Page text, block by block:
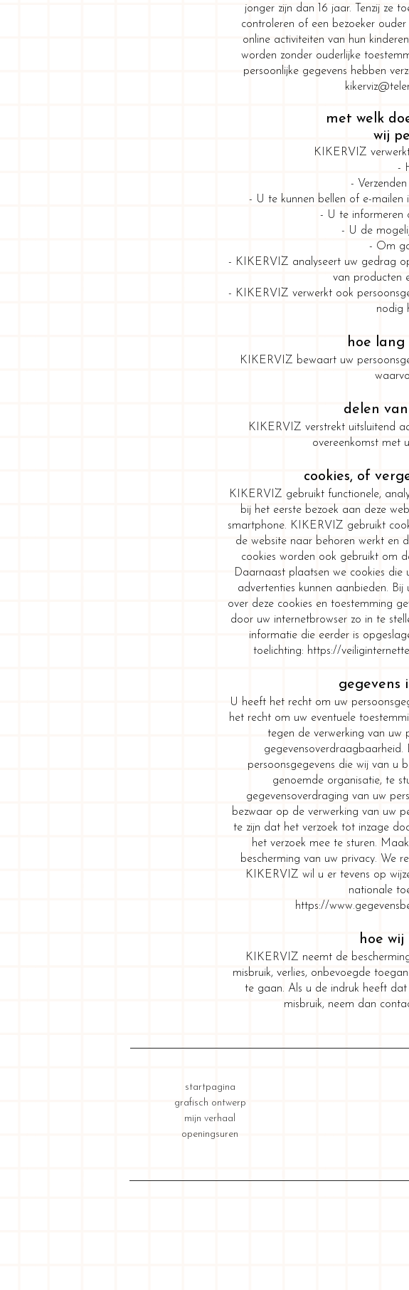
jonger zijn dan 16 jaar. Tenzij ze
controleren of een bezoeker
online activiteiten van hun
worden zonder ouderlijke
persoonlijke gegevens hebben
met welk
wij
KIKERVIZ
-
-
- U te kunnen bellen of e-mailen
- U te informeren
- U de
- Om
- KIKERVIZ analyseert uw gedrag
van producten
- KIKERVIZ verwerkt ook
nodig
hoe lang
KIKERVIZ bewaart uw
delen
KIKERVIZ verstrekt uitsluitend
overeenkomst met
cookies, of
KIKERVIZ gebruikt functionele,
bij het eerste bezoek aan deze
smartphone. KIKERVIZ gebruikt
de website naar behoren werkt en
cookies worden ook gebruikt om
Daarnaast plaatsen we cookies
advertenties kunnen aanbieden.
over deze cookies en toestemming
door uw internetbrowser zo in te
informatie die eerder is
toelichting: https://
gegevens
U heeft het recht om uw
het recht om uw eventuele
tegen de verwerking van uw
persoonsgegevens die wij van u
genoemde organisatie, te
gegevensoverdraging van uw
bezwaar op de verwerking van uw
te zijn dat het verzoek tot inzage
het verzoek mee te sturen.
bescherming van uw privacy. We
KIKERVIZ wil u er tevens op
nationale
https://
hoe wij
KIKERVIZ neemt de
misbruik, verlies, onbevoegde
te gaan. Als u de indruk heeft
misbruik, neem dan
startpagina
grafisch ontwerp
mijn verhaal
openingsuren